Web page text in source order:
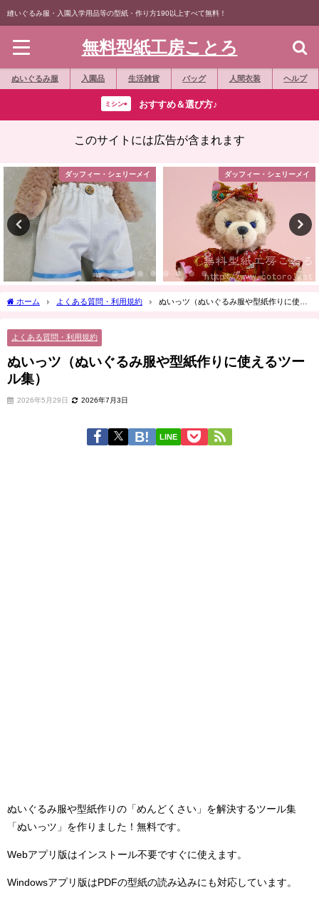
縫いぐるみ服・入園入学用品等の型紙・作り方190以上すべて無料！
無料型紙工房ことろ
ぬいぐるみ服 入園品 生活雑貨 バッグ 人間衣装 ヘルプ
ミシン⇨ おすすめ＆選び方♪
このサイトには広告が含まれます
ダッフィー・シェリーメイ ぞうきん
ホーム よくある質問・利用規約
ぬいっツ（ぬいぐるみ服や型紙作りに使え
よくある質問・利用規約
ぬいっツ（ぬいぐるみ服や型紙作りに使えるツー
ル集）
2026年5月29日 2026年7月3日
LINE
ぬいぐるみ服や型紙作りの「めんどくさい」を解決するツール集
「ぬいっツ」を作りました！無料です。
Webアプリ版はインストール不要ですぐに使えます。
Windowsアプリ版はPDFの型紙の読み込みにも対応しています。